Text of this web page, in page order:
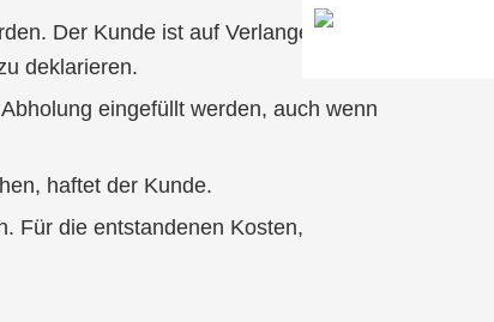
Der Kunde ist auf Verlangen des
deklarieren.
eingefüllt werden, auch wenn
haftet der Kunde.
Für die entstandenen Kosten,